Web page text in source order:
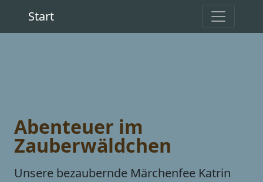
Start
Abenteuer im
Zauberwäldchen
Unsere bezaubernde Märchenfee Katrin